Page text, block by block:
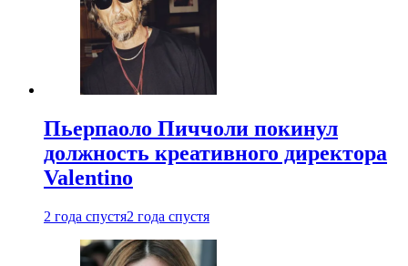
Пьерпаоло Пиччоли покинул
должность креативного директора
Valentino
2 года спустя2 года спустя